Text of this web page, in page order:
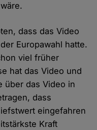
dass das Video
Europawahl hatte.
viel früher
hat das Video und
über das Video in
dass
eingefahren
Kraft